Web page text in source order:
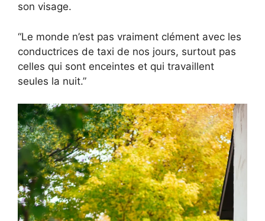
son visage.
“Le monde n’est pas vraiment clément avec les
conductrices de taxi de nos jours, surtout pas
celles qui sont enceintes et qui travaillent
seules la nuit.”